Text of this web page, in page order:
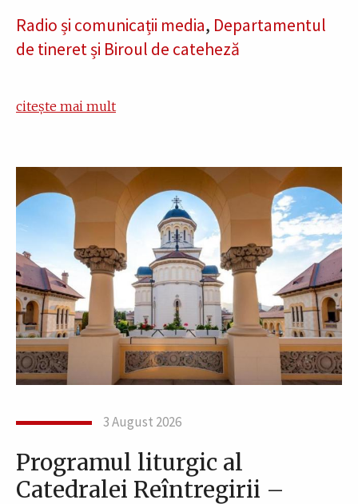
Radio și comunicații media, Departamentul
de tineret și Biroul de cateheză
citește mai mult
3 August 2026
Programul liturgic al
Catedralei Reîntregirii –